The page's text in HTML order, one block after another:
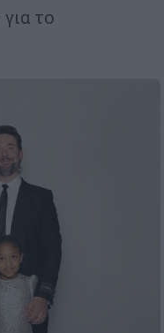
το